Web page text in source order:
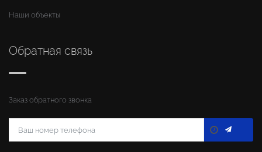
Наши объекты
Обратная связь
Заказ обратного звонка